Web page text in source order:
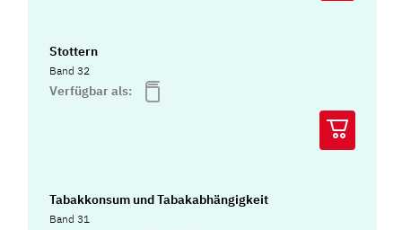
Stottern
Band 32
Verfügbar als:
Tabakkonsum und Tabakabhängigkeit
Band 31